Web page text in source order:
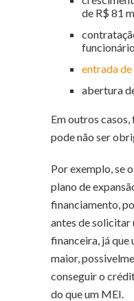
de R$ 81
entrada
abertura
Em outros
pode não ser
Por exemplo, se
plano de
financiamento,
antes de
financeira, já que
maior,
conseguir o
do que um MEI.